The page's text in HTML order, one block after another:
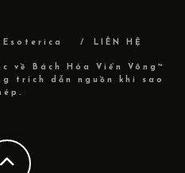
Esoterica LIÊN HỆ
về Bách Hóa Viển Vông™
trích dẫn nguồn khi sao